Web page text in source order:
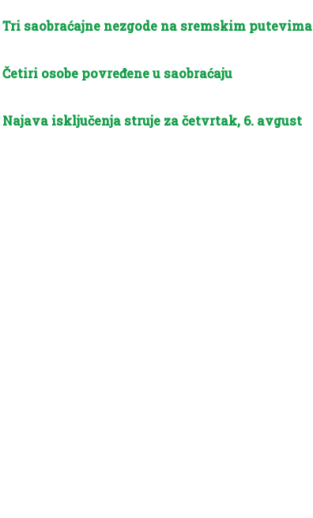
Tri saobraćajne nezgode na sremskim putevima
Četiri osobe povređene u saobraćaju
Najava isključenja struje za četvrtak, 6. avgust